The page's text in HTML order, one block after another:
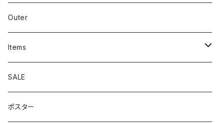
Outer
Items
Phone Case
cap
SALE
ポスター